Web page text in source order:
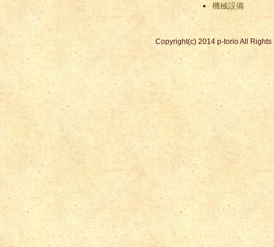
機械設備
Copyright(c) 2014 p-torio All